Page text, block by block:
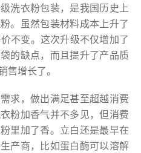
洗衣粉包装，是我国历史上
。虽然包装材料成本上升了
不变。这次升级不仅增加了
的缺点，而且提升了产品质
售增长了。
求，做出满足甚至超越消费
粉加香气并不多见，但消费
里加了香。立白还是最早在
产商，比如蛋白酶可以溶解